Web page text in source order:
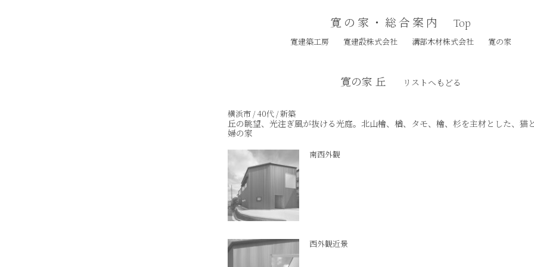
寛の家・総合案内 Top
寛建築工房 寛建設株式会社 溝部木材株式会社 寛の家
寛の家 丘 リストへもどる
横浜市 / 40代 / 新築
丘の眺望、光注ぎ風が抜ける光庭。北山檜、楢、タモ、檜、杉を主材とした、猫
婦の家
南西外観
西外観近景